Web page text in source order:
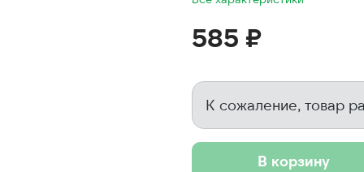
585 ₽
К сожаление, товар
В корзину